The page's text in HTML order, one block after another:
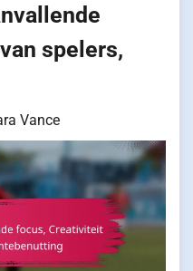
spelers,
Vance